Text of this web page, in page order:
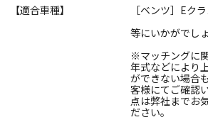
【適合車種】
［ベンツ］Eク
等にいかがでし
※マッチングに
年式などにより
ができない場合
客様にてご確認
点は弊社までお
ださい。